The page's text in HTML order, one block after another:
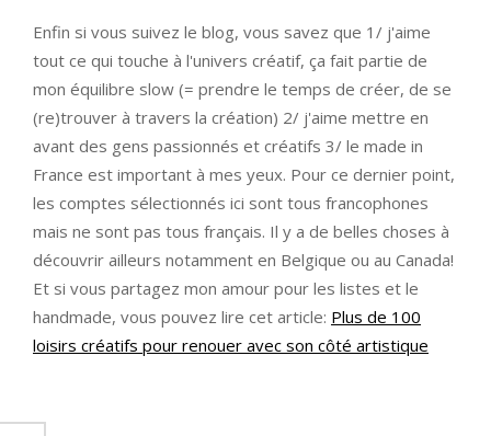
Enfin si vous suivez le blog, vous savez que 1/ j'aime
tout ce qui touche à l'univers créatif, ça fait partie de
mon équilibre slow (= prendre le temps de créer, de se
(re)trouver à travers la création) 2/ j'aime mettre en
avant des gens passionnés et créatifs 3/ le made in
France est important à mes yeux. Pour ce dernier point,
les comptes sélectionnés ici sont tous francophones
mais ne sont pas tous français. Il y a de belles choses à
découvrir ailleurs notamment en Belgique ou au Canada!
Et si vous partagez mon amour pour les listes et le
handmade, vous pouvez lire cet article: Plus de 100
loisirs créatifs pour renouer avec son côté artistique